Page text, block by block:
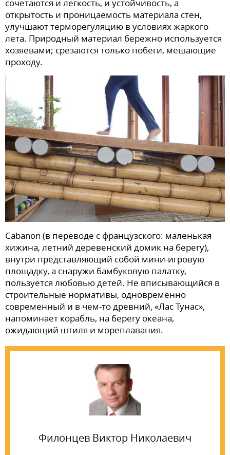
сочетаются и легкость, и устойчивость, а
открытость и проницаемость материала стен,
улучшают терморегуляцию в условиях жаркого
лета. Природный материал бережно используется
хозяевами; срезаются только побеги, мешающие
проходу.
Cabanon (в переводе с французского: маленькая
хижина, летний деревенский домик на берегу),
внутри представляющий собой мини-игровую
площадку, а снаружи бамбуковую палатку,
пользуется любовью детей. Не вписывающийся в
строительные нормативы, одновременно
современный и в чем-то древний, «Лас Тунас»,
напоминает корабль, на берегу океана,
ожидающий штиля и мореплавания.
Филонцев Виктор Николаевич